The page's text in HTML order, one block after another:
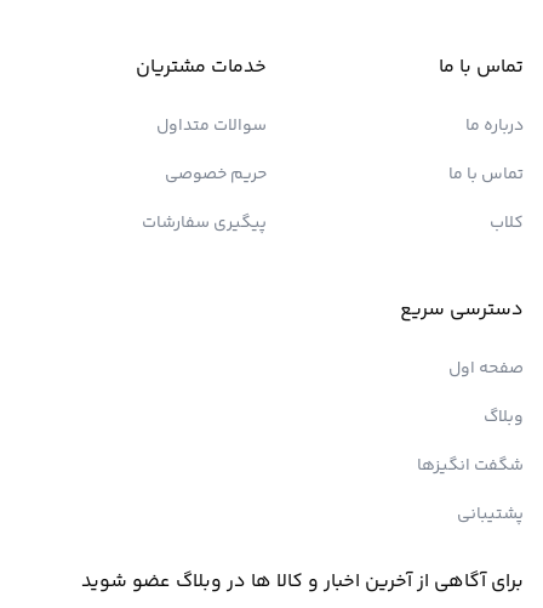
تماس با ما
درباره ما
تماس با ما
کلاب
خدمات مشتریان
سوالات متداول
حریم خصوصی
پیگیری سفارشات
دسترسی سریع
صفحه اول
وبلاگ
شگفت انگیزها
پشتیبانی
برای آگاهی از آخرین اخبار و کالا ها در وبلاگ عضو شوید